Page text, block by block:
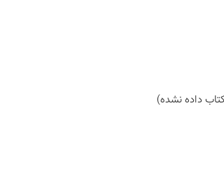
داده نشده)